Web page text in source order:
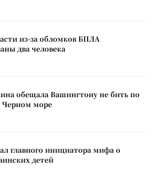
из-за обломков БПЛА
два человека
обещала Вашингтону не бить по
Черном море
главного инициатора мифа о
детей